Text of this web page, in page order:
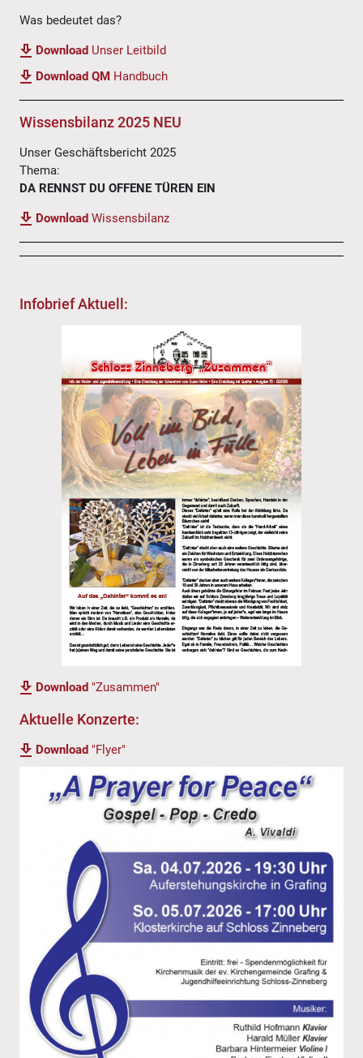
Was bedeutet das?
Download Unser Leitbild
Download QM Handbuch
Wissensbilanz 2025 NEU
Unser Geschäftsbericht 2025
Thema:
DA RENNST DU OFFENE TÜREN EIN
Download Wissensbilanz
Infobrief Aktuell:
Download "Zusammen"
Aktuelle Konzerte:
Download "Flyer"